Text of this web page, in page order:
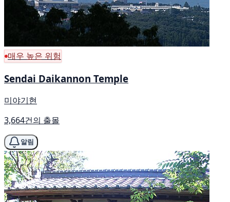
매우 높은 위험
Sendai Daikannon Temple
미야기현
3,664건의 출몰
알림